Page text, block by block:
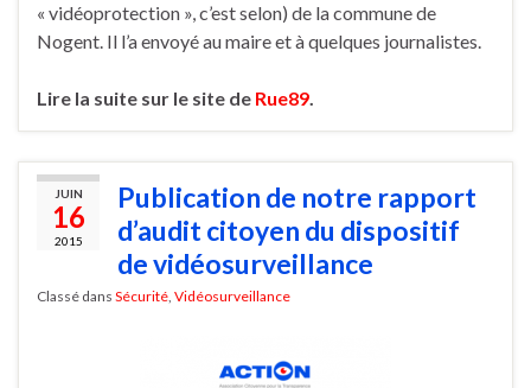
« vidéoprotection », c’est selon) de la commune de
Nogent. Il l’a envoyé au maire et à quelques journalistes.
Lire la suite sur le site de Rue89.
JUIN
16
2015
Publication de notre rapport
d’audit citoyen du dispositif
de vidéosurveillance
Classé dans Sécurité, Vidéosurveillance